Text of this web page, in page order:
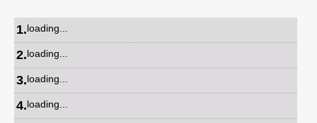
1.loading...
2.loading...
3.loading...
4.loading...